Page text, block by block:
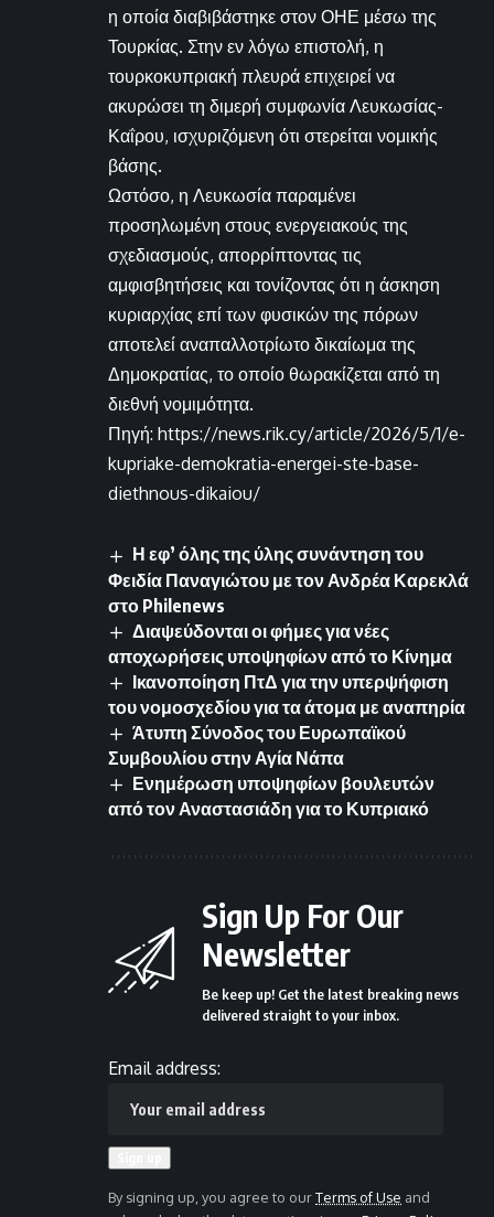
η οποία διαβιβάστηκε στον ΟΗΕ μέσω της
Τουρκίας. Στην εν λόγω επιστολή, η
τουρκοκυπριακή πλευρά επιχειρεί να
ακυρώσει τη διμερή συμφωνία Λευκωσίας-
Καΐρου, ισχυριζόμενη ότι στερείται νομικής
βάσης.
Ωστόσο, η Λευκωσία παραμένει
προσηλωμένη στους ενεργειακούς της
σχεδιασμούς, απορρίπτοντας τις
αμφισβητήσεις και τονίζοντας ότι η άσκηση
κυριαρχίας επί των φυσικών της πόρων
αποτελεί αναπαλλοτρίωτο δικαίωμα της
Δημοκρατίας, το οποίο θωρακίζεται από τη
διεθνή νομιμότητα.
Πηγή: https://news.rik.cy/article/2026/5/1/e-
kupriake-demokratia-energei-ste-base-
diethnous-dikaiou/
Η εφ’ όλης της ύλης συνάντηση του
Φειδία Παναγιώτου με τον Ανδρέα Καρεκλά
στο Philenews
Διαψεύδονται οι φήμες για νέες
αποχωρήσεις υποψηφίων από το Κίνημα
Ικανοποίηση ΠτΔ για την υπερψήφιση
του νομοσχεδίου για τα άτομα με αναπηρία
Άτυπη Σύνοδος του Ευρωπαϊκού
Συμβουλίου στην Αγία Νάπα
Ενημέρωση υποψηφίων βουλευτών
από τον Αναστασιάδη για το Κυπριακό
Sign Up For Our
Newsletter
Be keep up! Get the latest breaking news
delivered straight to your inbox.
Email address:
By signing up, you agree to ourTerms of Use and